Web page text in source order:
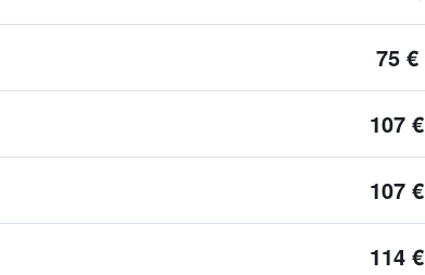
75 €
107 €
107 €
114 €